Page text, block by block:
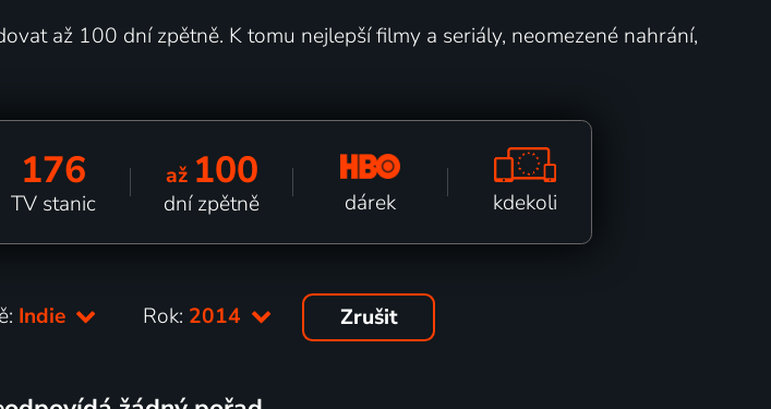
až 100 dní zpětně. K tomu nejlepší filmy a seriály, neomezené nahrání,
176
TV stanic
až 100
dní zpětně dárek kdekoli
Indie Rok: 2014 Zrušit